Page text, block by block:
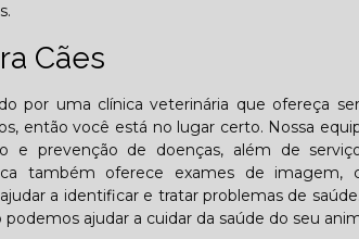
Cães
por uma clínica veterinária que ofereça
então você está no lugar certo. Nossa
e prevenção de doenças, além de
também oferece exames de imagem,
a identificar e tratar problemas de
ajudar a cuidar da saúde do seu